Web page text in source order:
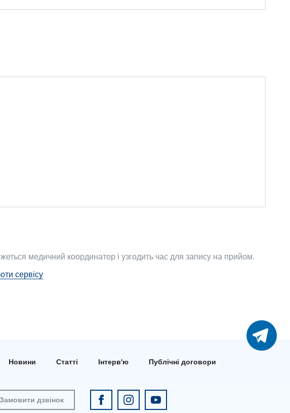
медичний координатор і узгодить час для запису на прийом.
сервісу
Новини Статті Інтерв'ю Публічні договори
Замовити дзвінок